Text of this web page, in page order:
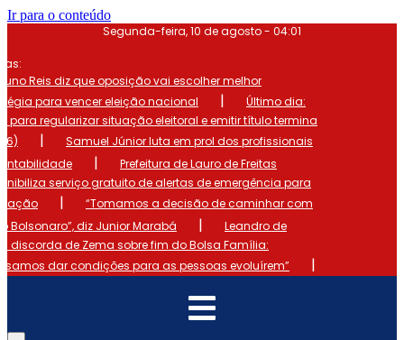
Ir para o conteúdo
Segunda-feira, 10 de agosto - 04:01
Reis diz que oposição vai escolher melhor
para vencer eleição nacional
|
Último dia:
para regularizar situação eleitoral e emitir título termina
|
Samuel Júnior luta em prol dos profissionais
|
Prefeitura de Lauro de Freitas
serviço gratuito de alertas de emergência para
|
“Tomamos a decisão de caminhar com
Bolsonaro”, diz Junior Marabá
|
Leandro de
discorda de Zema sobre fim do Bolsa Família:
dar condições para as pessoas evoluírem”
|